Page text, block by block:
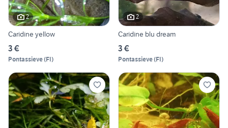
2
Caridine yellow
3 €
Pontassieve(FI)
2
Caridine blu dream
3 €
Pontassieve(FI)